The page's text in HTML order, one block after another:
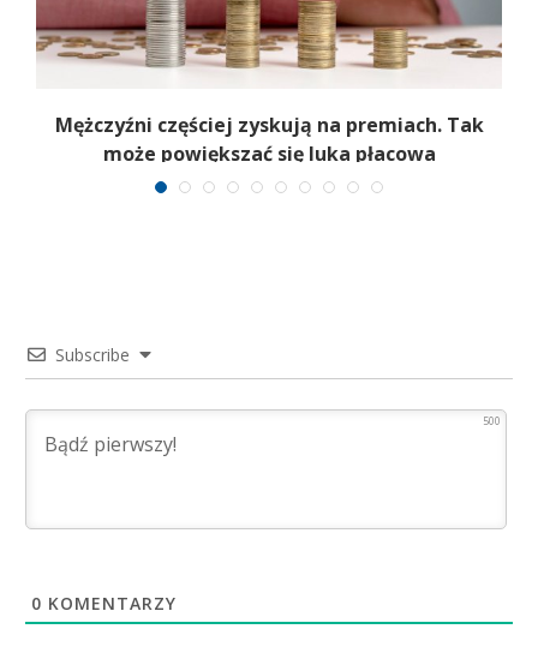
Mężczyźni częściej zyskują na premiach. Tak
może powiększać się luka płacowa
Subscribe
500
0 KOMENTARZY